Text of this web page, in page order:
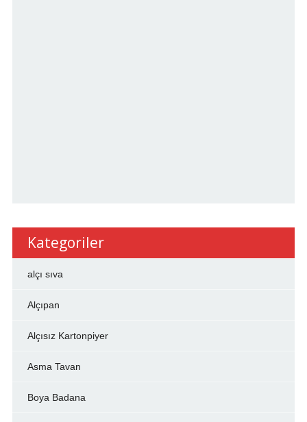
Kategoriler
alçı sıva
Alçıpan
Alçısız Kartonpiyer
Asma Tavan
Boya Badana